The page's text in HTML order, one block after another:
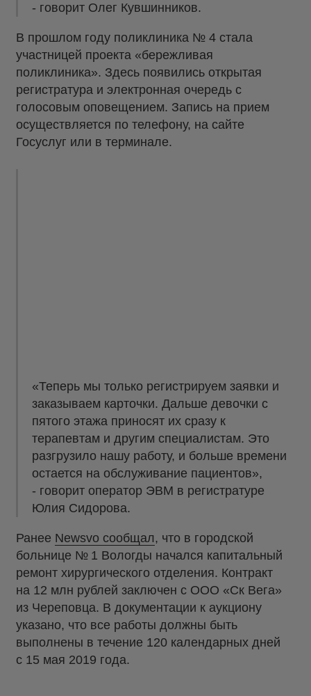
- говорит Олег Кувшинников.
В прошлом году поликлиника № 4 стала
участницей проекта «бережливая
поликлиника». Здесь появились открытая
регистратура и электронная очередь с
голосовым оповещением. Запись на прием
осуществляется по телефону, на сайте
Госуслуг или в терминале.
«Теперь мы только регистрируем заявки и
заказываем карточки. Дальше девочки с
пятого этажа приносят их сразу к
терапевтам и другим специалистам. Это
разгрузило нашу работу, и больше времени
остается на обслуживание пациентов»,
- говорит оператор ЭВМ в регистратуре
Юлия Сидорова.
Ранее Newsvo сообщал, что в городской
больнице № 1 Вологды начался капитальный
ремонт хирургического отделения. Контракт
на 12 млн рублей заключен с ООО «Ск Вега»
из Череповца. В документации к аукциону
указано, что все работы должны быть
выполнены в течение 120 календарных дней
с 15 мая 2019 года.